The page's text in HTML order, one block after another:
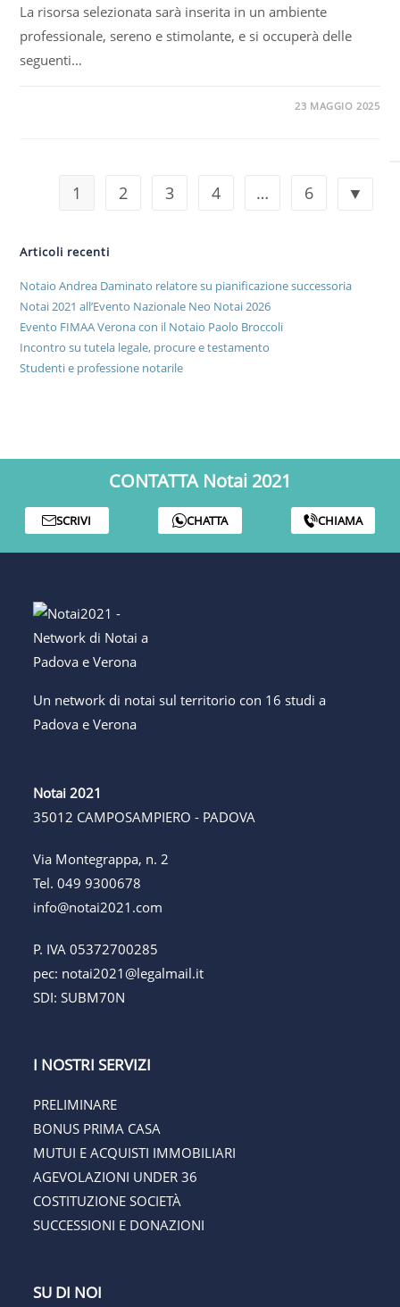
La risorsa selezionata sarà inserita in un ambiente
professionale, sereno e stimolante, e si occuperà delle
seguenti…
23 MAGGIO 2025
1 2 3 4 … 6
Articoli recenti
Notaio Andrea Daminato relatore su pianificazione successoria
Notai 2021 all’Evento Nazionale Neo Notai 2026
Evento FIMAA Verona con il Notaio Paolo Broccoli
Incontro su tutela legale, procure e testamento
Studenti e professione notarile
CONTATTA Notai 2021
SCRIVI CHATTA CHIAMA
Un network di notai sul territorio con 16 studi a
Padova e Verona
Notai 2021
35012 CAMPOSAMPIERO - PADOVA
Via Montegrappa, n. 2
Tel.049 9300678
info@notai2021.com
P. IVA 05372700285
pec: notai2021@legalmail.it
SDI: SUBM70N
I NOSTRI SERVIZI
PRELIMINARE
BONUS PRIMA CASA
MUTUI E ACQUISTI IMMOBILIARI
AGEVOLAZIONI UNDER 36
COSTITUZIONE SOCIETÀ
SUCCESSIONI E DONAZIONI
SU DI NOI